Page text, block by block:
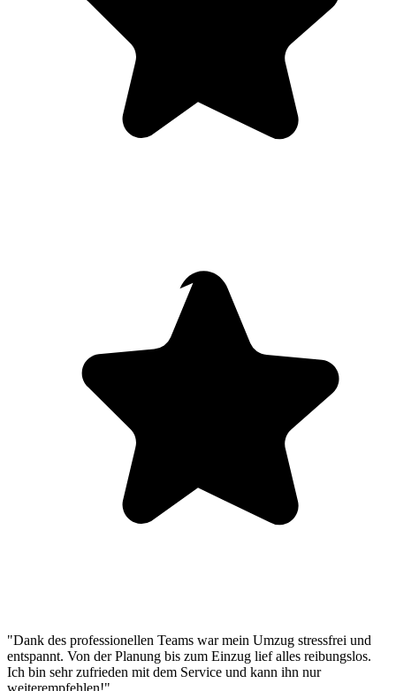
"Dank des professionellen Teams war mein Umzug stressfrei und
entspannt. Von der Planung bis zum Einzug lief alles reibungslos.
Ich bin sehr zufrieden mit dem Service und kann ihn nur